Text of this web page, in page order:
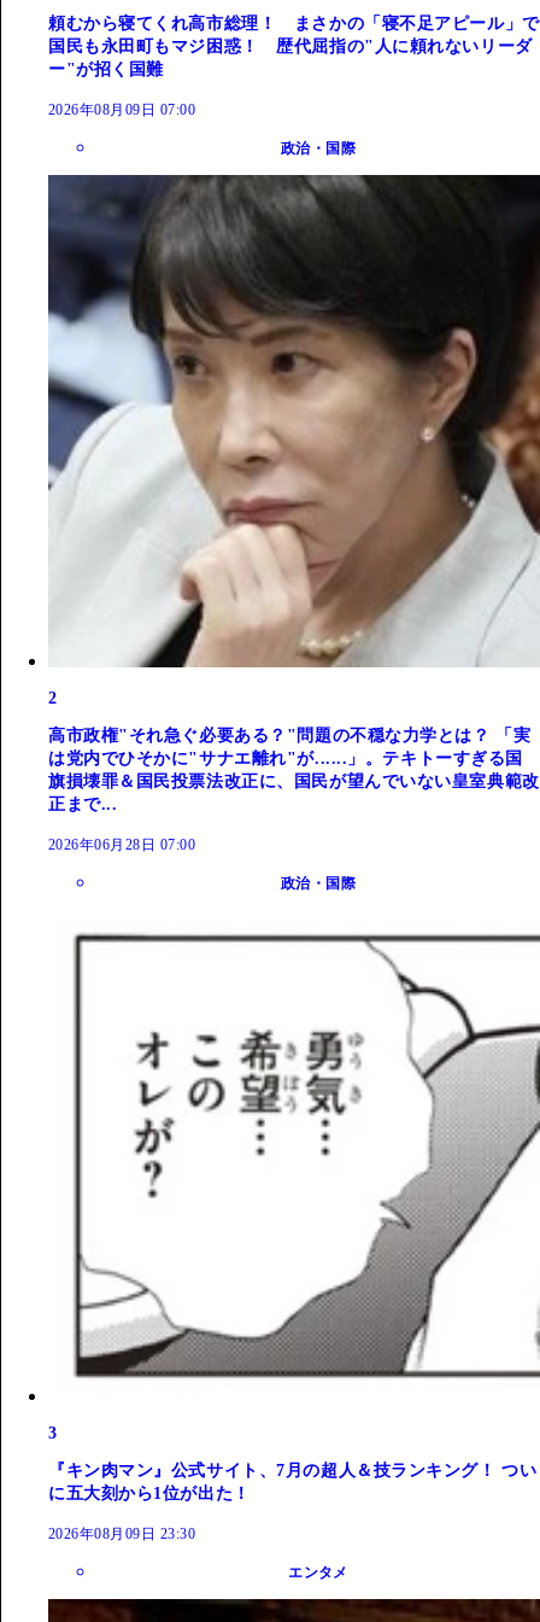
頼むから寝てくれ高市総理！ まさかの「寝不足アピール」で
国民も永田町もマジ困惑！ 歴代屈指の"人に頼れないリーダ
ー"が招く国難
2026年08月09日 07:00
政治・国際
2
高市政権"それ急ぐ必要ある？"問題の不穏な力学とは？ 「実
は党内でひそかに"サナエ離れ"が......」。テキトーすぎる国
旗損壊罪＆国民投票法改正に、国民が望んでいない皇室典範改
正まで...
2026年06月28日 07:00
政治・国際
3
『キン肉マン』公式サイト、7月の超人＆技ランキング！ つい
に五大刻から1位が出た！
2026年08月09日 23:30
エンタメ